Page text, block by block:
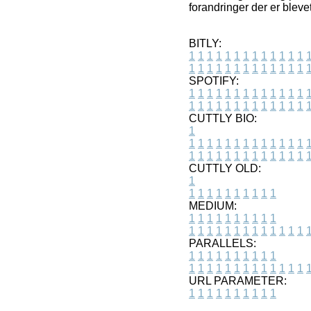
forandringer der er
BITLY:
1 1 1 1 1 1 1 1 1 1 1 1 1 1
1 1 1 1 1 1 1 1 1 1 1 1 1 1
SPOTIFY:
1 1 1 1 1 1 1 1 1 1 1 1 1 1
1 1 1 1 1 1 1 1 1 1 1 1 1 1
CUTTLY BIO:
1
1 1 1 1 1 1 1 1 1 1 1 1 1 1
1 1 1 1 1 1 1 1 1 1 1 1 1 1
CUTTLY OLD:
1
1 1 1 1 1 1 1 1 1 1
MEDIUM:
1 1 1 1 1 1 1 1 1 1
1 1 1 1 1 1 1 1 1 1 1 1 1 1
PARALLELS:
1 1 1 1 1 1 1 1 1 1
1 1 1 1 1 1 1 1 1 1 1 1 1 1
URL PARAMETER:
1 1 1 1 1 1 1 1 1 1